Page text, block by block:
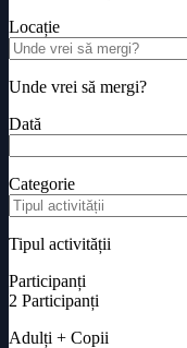
Locație
Unde vrei să mergi?
Dată
Categorie
Tipul activității
Participanți
2 Participanți
Adulți + Copii